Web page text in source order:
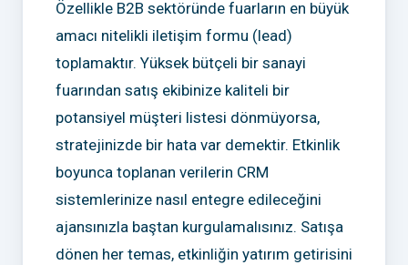
Özellikle B2B sektöründe fuarların en büyük
amacı nitelikli iletişim formu (lead)
toplamaktır. Yüksek bütçeli bir sanayi
fuarından satış ekibinize kaliteli bir
potansiyel müşteri listesi dönmüyorsa,
stratejinizde bir hata var demektir. Etkinlik
boyunca toplanan verilerin CRM
sistemlerinize nasıl entegre edileceğini
ajansınızla baştan kurgulamalısınız. Satışa
dönen her temas, etkinliğin yatırım getirisini